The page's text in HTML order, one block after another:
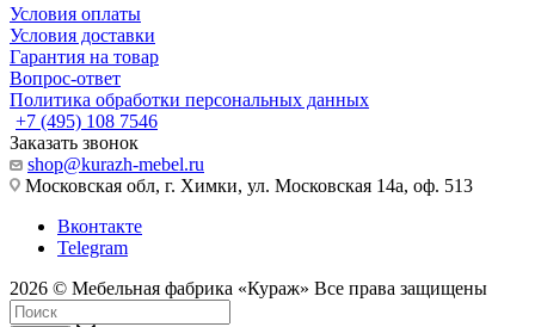
Условия оплаты
Условия доставки
Гарантия на товар
Вопрос-ответ
Политика обработки персональных данных
+7 (495) 108 7546
Заказать звонок
shop@kurazh-mebel.ru
Московская обл, г. Химки, ул. Московская 14а, оф. 513
Вконтакте
Telegram
2026 © Мебельная фабрика «Кураж» Все права защищены